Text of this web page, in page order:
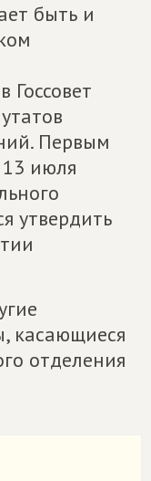
быть и
Госсовет
Первым
июля
утвердить
касающиеся
отделения